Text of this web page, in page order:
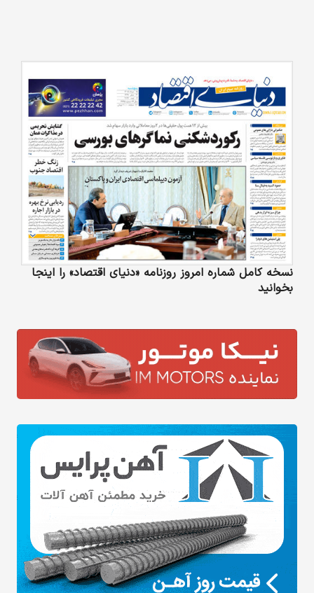
نسخه کامل شماره امروز روزنامه «دنیای‌ اقتصاد» را اینجا
بخوانید